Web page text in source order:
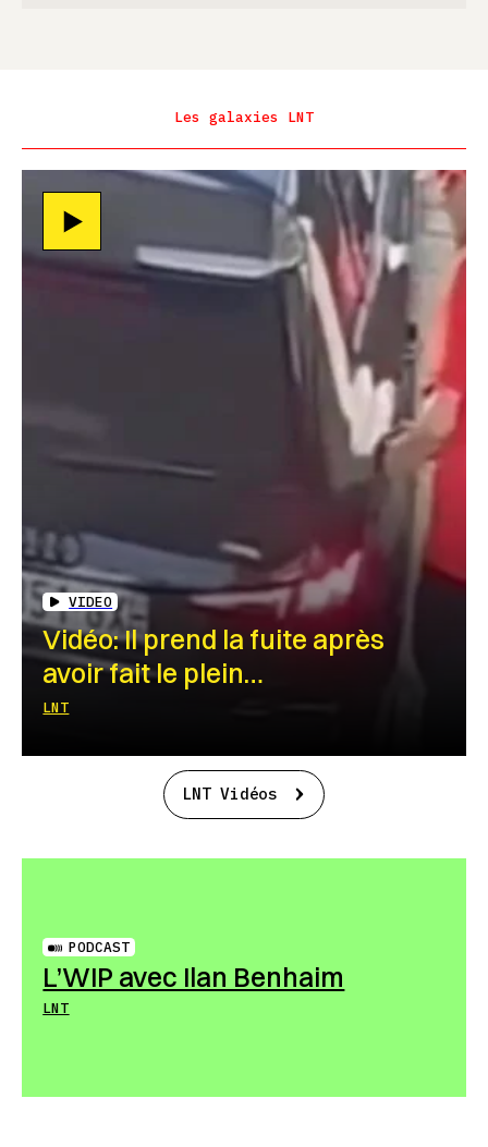
Les galaxies LNT
VIDEO
Vidéo: Il prend la fuite après
avoir fait le plein…
LNT
LNT Vidéos
PODCAST
L’WIP avec Ilan Benhaim
LNT